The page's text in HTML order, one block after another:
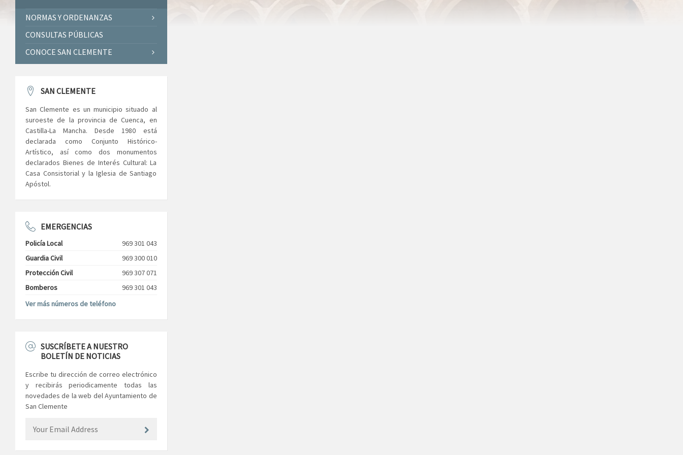
NORMAS Y ORDENANZAS
CONSULTAS PÚBLICAS
CONOCE SAN CLEMENTE
SAN CLEMENTE
San Clemente es un municipio situado al
suroeste de la provincia de Cuenca, en
Castilla-La Mancha. Desde 1980 está
declarada como Conjunto Histórico-
Artístico, así como dos monumentos
declarados Bienes de Interés Cultural: La
Casa Consistorial y la Iglesia de Santiago
Apóstol.
EMERGENCIAS
Policía Local
969 301 043
Guardia Civil
969 300 010
Protección Civil
969 307 071
Bomberos
969 301 043
Ver más números de teléfono
SUSCRÍBETE A NUESTRO
BOLETÍN DE NOTICIAS
Escribe tu dirección de correo electrónico
y recibirás periodicamente todas las
novedades de la web del Ayuntamiento de
San Clemente